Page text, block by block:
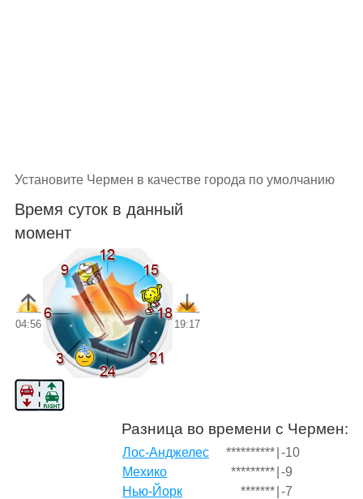
Установите Чермен в качестве города по умолчанию
Время суток в данный
момент
04:56 19:17
Разница во времени с Чермен:
Лос-Анджелес ********** -10
Мехико
********* -9
Нью-Йорк
******* -7